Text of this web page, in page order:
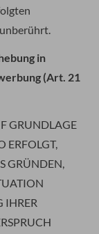
in
(Art. 21
GRUNDLAGE
ERFOLGT,
GRÜNDEN,
IHRER